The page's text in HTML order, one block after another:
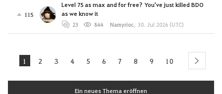
115
Level 75 as max and for free? You've just killed BDO
as we know it
23 844 Namyrioc, 30. Jul 2026 (UTC)
1 2 3 4 5 6 7 8 9 10 next
Ein neues Thema eröffnen